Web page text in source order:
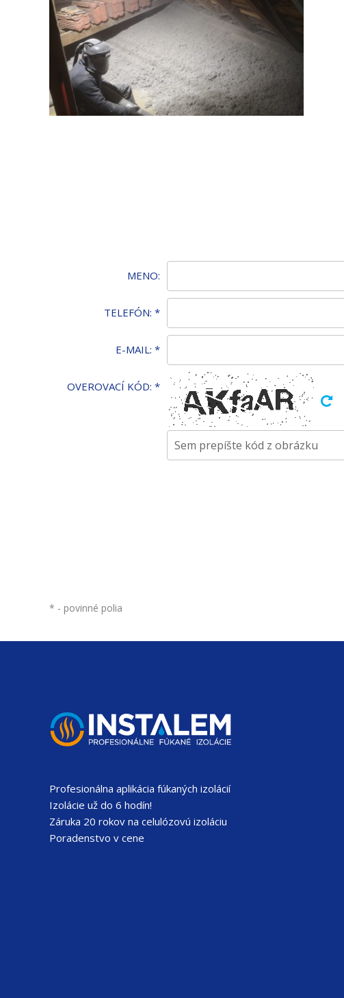
MENO:
TELEFÓN: *
E-MAIL: *
OVEROVACÍ KÓD: *
* - povinné polia
Profesionálna aplikácia fúkaných izolácií
Izolácie už do 6 hodín!
Záruka 20 rokov na celulózovú izoláciu
Poradenstvo v cene